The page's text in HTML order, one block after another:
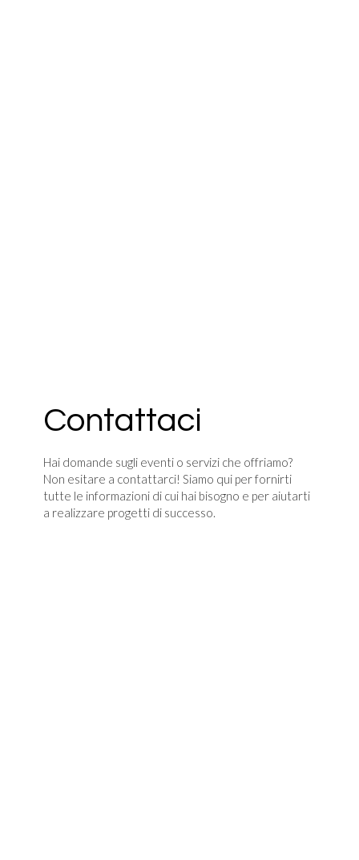
Contattaci
Hai domande sugli eventi o servizi che offriamo?
Non esitare a contattarci! Siamo qui per fornirti
tutte le informazioni di cui hai bisogno e per aiutarti
a realizzare progetti di successo.